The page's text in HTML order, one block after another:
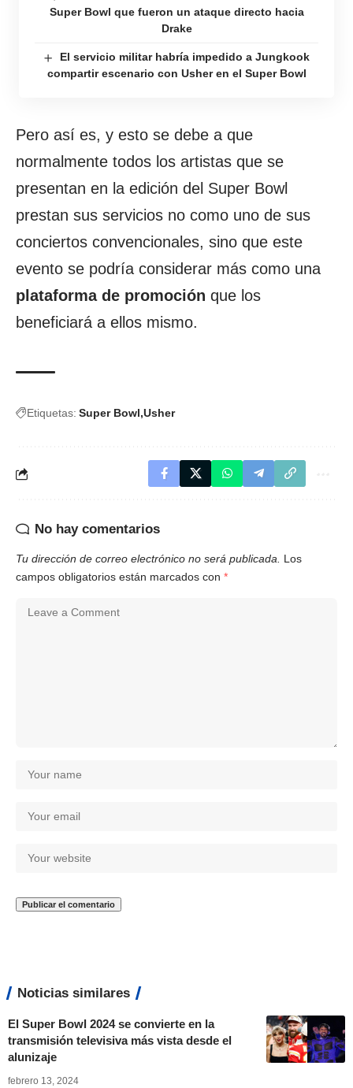
Super Bowl que fueron un ataque directo hacia
Drake
El servicio militar habría impedido a Jungkook
compartir escenario con Usher en el Super Bowl
Pero así es, y esto se debe a que
normalmente todos los artistas que se
presentan en la edición del Super Bowl
prestan sus servicios no como uno de sus
conciertos convencionales, sino que este
evento se podría considerar más como una
plataforma de promoción que los
beneficiará a ellos mismo.
Etiquetas: Super Bowl Usher
No hay comentarios
Tu dirección de correo electrónico no será publicada.
Los
campos obligatorios están marcados con *
Noticias similares
El Super Bowl 2024 se convierte en la
transmisión televisiva más vista desde el
alunizaje
febrero 13, 2024